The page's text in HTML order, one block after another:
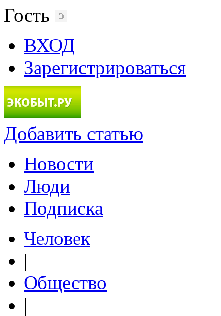
Гость
ВХОД
Зарегистрироваться
Добавить статью
Новости
Люди
Подписка
Человек
|
Общество
|